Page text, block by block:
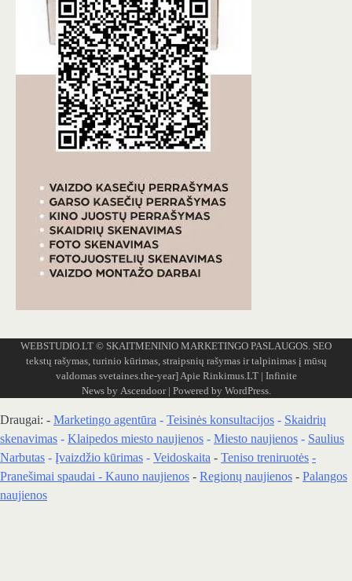
WEBSTUDIO.LT © SKAITMENINIO MARKETINGO PASLAUGOS. SEO
tekstų rašymas, turinio kūrimas, straipsnių rašymas ir talpinimas į mūsų
valdomas svetaines.the-year] Apie Rinkimus.LT| Infinite
News by Ascendoor| Powered by WordPress.
Draugai: - Marketingo agentūra - Teisinės konsultacijos - Skaidrių
skenavimas - Klaipedos miesto naujienos - Miesto naujienos - Saulius
Narbutas - Įvaizdžio kūrimas - Veidoskaita - Teniso treniruotės -
Pranešimai spaudai - Kauno naujienos - Regionų naujienos - Palangos
naujienos